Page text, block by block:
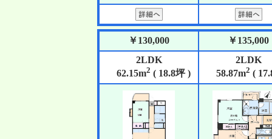
￥130,000
￥135,000
2LDK
62.15m2 ( 18.8坪 )
2LDK
58.87m2 (